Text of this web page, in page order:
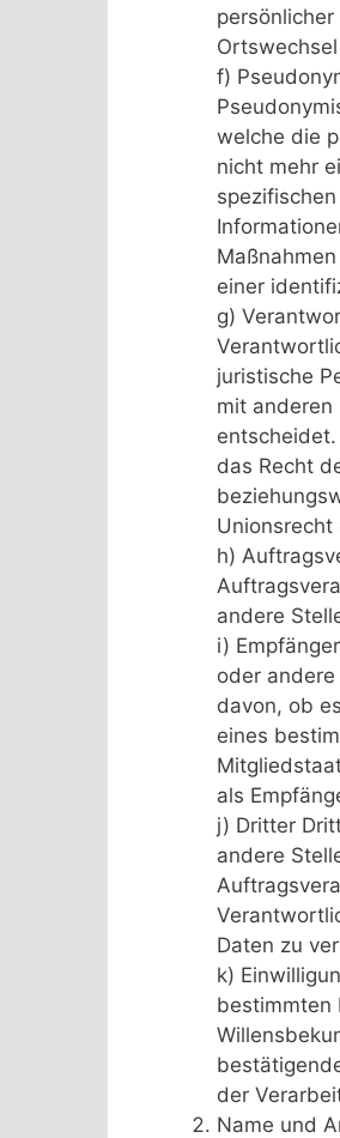
f)
welche die
nicht mehr
einer
g)
juristische
mit anderen
das Recht
h)
andere
i)
oder
davon, ob
eines
als
j) Dritter
andere
Daten zu
k)
bestimmten
der
Name und